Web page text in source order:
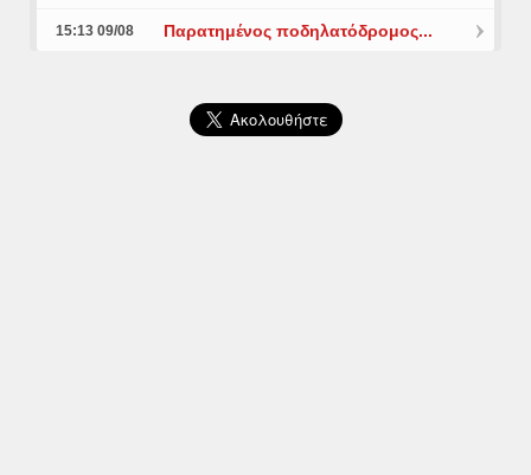
15:13 09/08 Παρατημένος ποδηλατόδρομος...